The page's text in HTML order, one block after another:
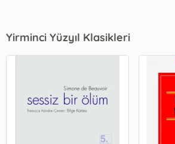
Yirminci Yüzyıl Klasikleri